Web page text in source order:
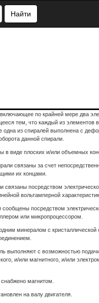
Найти
по крайней мере два
тем, что каждый из элементов
одна из спиралей выполнена с
данной спирали.
в виде плоских и/или объемных
связаны за счет
их концами.
посредством
вольтамперной
посредством
или микропроцессором.
минералом с кристаллической
выполняют с возможностью
и/или магнитного, и/или
магнитом.
на валу двигателя.